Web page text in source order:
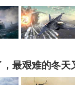
最艰难的冬天